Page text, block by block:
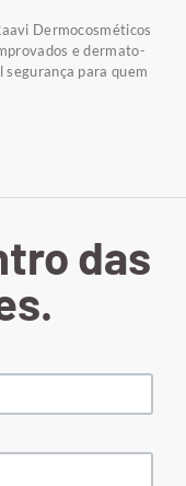
Dermocosméticos
e dermato-
para quem
das